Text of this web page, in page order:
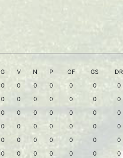
G V N P GF GS
DR
0 0 0 0 0 0
0
0 0 0 0 0 0
0
0 0 0 0 0 0
0
0 0 0 0 0 0
0
0 0 0 0 0 0
0
0 0 0 0 0 0 0